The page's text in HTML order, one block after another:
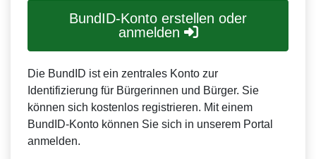
BundID-Konto erstellen oder
anmelden
Die BundID ist ein zentrales Konto zur
Identifizierung für Bürgerinnen und Bürger. Sie
können sich kostenlos registrieren. Mit einem
BundID-Konto können Sie sich in unserem Portal
anmelden.